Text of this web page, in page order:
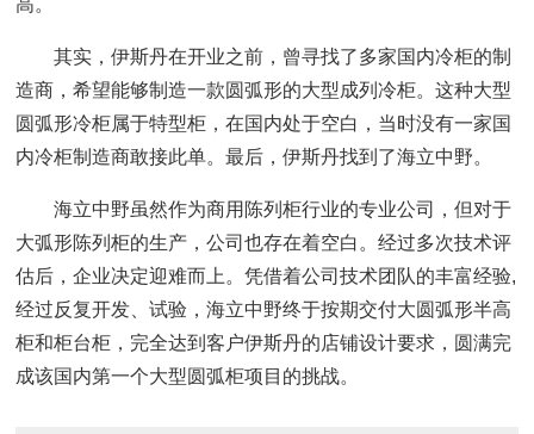
高。
其实，伊斯丹在开业之前，曾寻找了多家国内冷柜的制
造商，希望能够制造一款圆弧形的大型成列冷柜。这种大型
圆弧形冷柜属于特型柜，在国内处于空白，当时没有一家国
内冷柜制造商敢接此单。最后，伊斯丹找到了海立中野。
海立中野虽然作为商用陈列柜行业的专业公司，但对于
大弧形陈列柜的生产，公司也存在着空白。经过多次技术评
估后，企业决定迎难而上。凭借着公司技术团队的丰富经验,
经过反复开发、试验，海立中野终于按期交付大圆弧形半高
柜和柜台柜，完全达到客户伊斯丹的店铺设计要求，圆满完
成该国内第一个大型圆弧柜项目的挑战。